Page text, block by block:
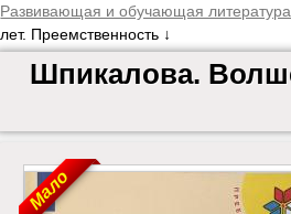
Развивающая и обучающая
лет. Преемственность ↓
Шпикалова.
Мало